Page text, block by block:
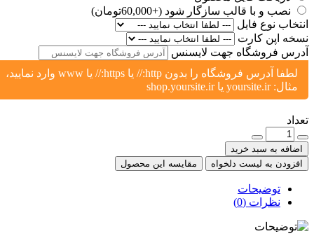
نصب و با قالب سازگار شود (+60,000تومان)
نوع فایل
اپن کارت
فروشگاه جهت لایسنس
لطفا آدرس فروشگاه را بدون http:// یا https:// یا www وارد نمایید،
مثال: yoursite.ir یا shop.yoursite.ir
به سبد خرید
به لیست دلخواه
مقایسه این محصول
توضیحات
نظرات (0)